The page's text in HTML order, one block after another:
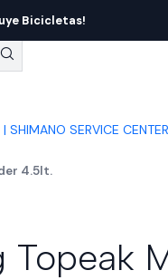
| SHIMANO SERVICE CENTER
Bicicletas!
4.5lt.
Topeak